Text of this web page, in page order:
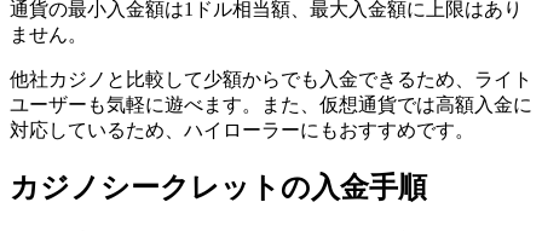
通貨の最小入金額は1ドル相当額、最大入金額に上限はあり
ません。
他社カジノと比較して少額からでも入金できるため、ライト
ユーザーも気軽に遊べます。また、仮想通貨では高額入金に
対応しているため、ハイローラーにもおすすめです。
カジノシークレットの入金手順